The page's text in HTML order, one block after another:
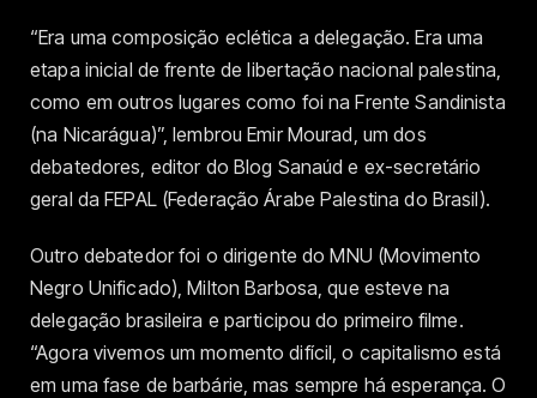
“Era uma composição eclética a delegação. Era uma
etapa inicial de frente de libertação nacional palestina,
como em outros lugares como foi na Frente Sandinista
(na Nicarágua)”, lembrou Emir Mourad, um dos
debatedores, editor do Blog Sanaúd e ex-secretário
geral da FEPAL (Federação Árabe Palestina do Brasil).
Outro debatedor foi o dirigente do MNU (Movimento
Negro Unificado), Milton Barbosa, que esteve na
delegação brasileira e participou do primeiro filme.
“Agora vivemos um momento difícil, o capitalismo está
em uma fase de barbárie, mas sempre há esperança. O